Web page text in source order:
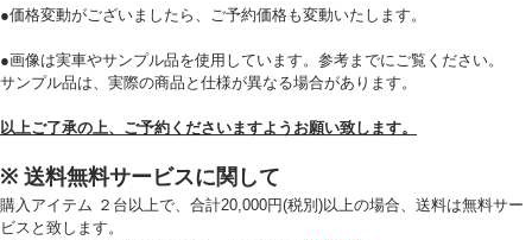
プライバシーポリシーを確認しました。
●価格変動がございましたら、ご予約価格も変動いたします。
●画像は実車やサンプル品を使用しています。参考までにご覧ください。
サンプル品は、実際の商品と仕様が異なる場合があります。
以上ご了承の上、ご予約くださいますようお願い致します。
※ 送料無料サービスに関して
購入アイテム ２台以上で、合計20,000円(税別)以上の場合、送料は無料サー
ビスと致します。